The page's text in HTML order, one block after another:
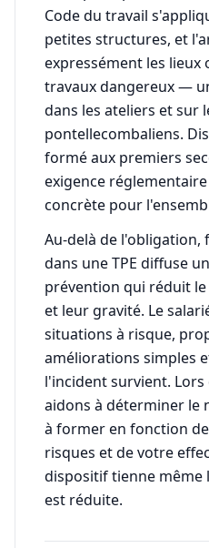
Code du travail
petites structures, et
expressément les lieux
travaux dangereux —
dans les ateliers et sur
pontellecombaliens.
formé aux premiers
exigence
concrète pour
Au-delà de
dans une TPE diffuse
prévention qui réduit
et leur gravité. Le
situations à risque,
améliorations simples
l'incident survient. Lors
aidons à déterminer le
à former en fonction
risques et de votre
dispositif tienne même
est réduite.